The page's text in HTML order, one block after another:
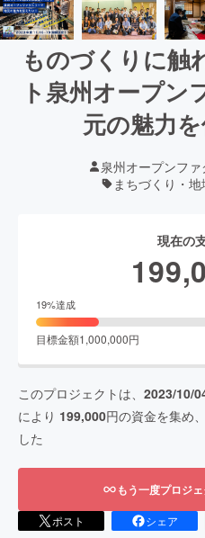
ものづくりに触
ト泉州オープン
元の魅力
泉州オープンフ
まちづくり・
現在の
19%達成
目標金額1,000,000円
このプロジェクトは、 2023/10/
により 199,000円の資金を集め、
した
もう一度プロジ
ポスト シェア